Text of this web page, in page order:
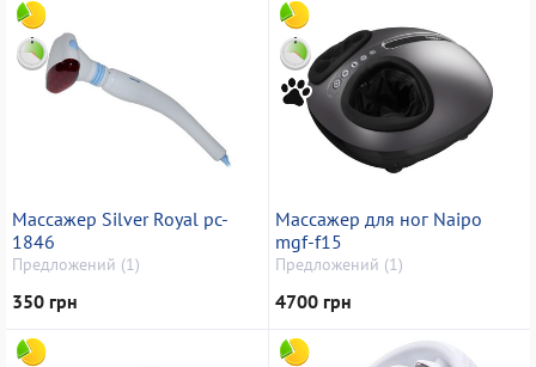
Массажер Silver Royal pc-
1846
Предложений (1)
350 грн
Массажер для ног Naipo
mgf-f15
Предложений (1)
4700 грн